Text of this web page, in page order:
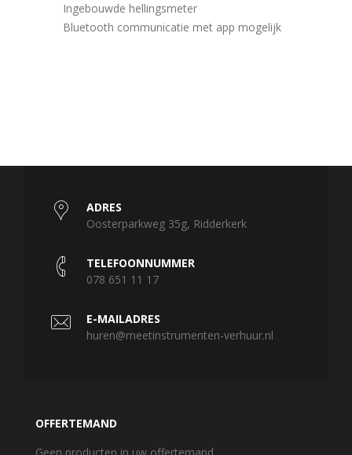
Ingebouwde hellingsmeter
Bluetooth communicatie met app mogelijk
ADRES
Oosterparkweg 35g, Ridderkerk
TELEFOONNUMMER
078 651 11 17
E-MAILADRES
huren@meetinstrumenten-verhuur.nl
OFFERTEMAND